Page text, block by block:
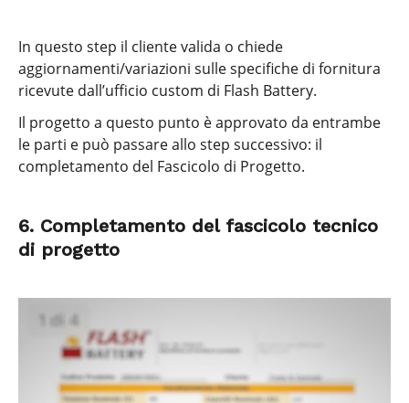
In questo step il cliente valida o chiede
aggiornamenti/variazioni sulle specifiche di fornitura
ricevute dall’ufficio custom di Flash Battery.
Il progetto a questo punto è approvato da entrambe
le parti e può passare allo step successivo: il
completamento del Fascicolo di Progetto.
6. Completamento del fascicolo tecnico
di progetto